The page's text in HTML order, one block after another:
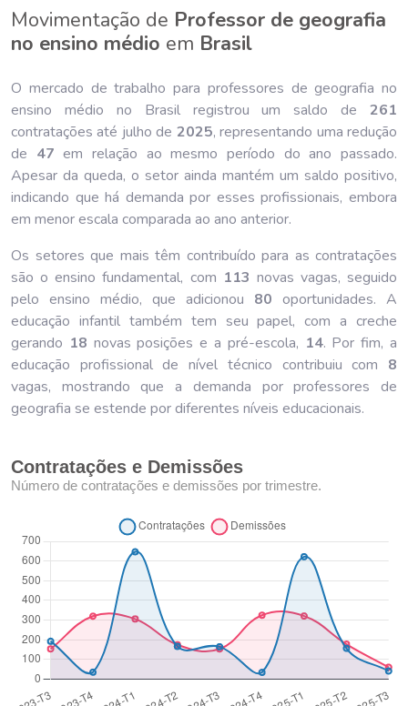
Movimentação de Professor de geografia
no ensino médio em Brasil
O mercado de trabalho para professores de geografia no
ensino médio no Brasil registrou um saldo de 261
contratações até julho de 2025, representando uma redução
de 47 em relação ao mesmo período do ano passado.
Apesar da queda, o setor ainda mantém um saldo positivo,
indicando que há demanda por esses profissionais, embora
em menor escala comparada ao ano anterior.
Os setores que mais têm contribuído para as contratações
são o ensino fundamental, com 113 novas vagas, seguido
pelo ensino médio, que adicionou 80 oportunidades. A
educação infantil também tem seu papel, com a creche
gerando 18 novas posições e a pré-escola, 14. Por fim, a
educação profissional de nível técnico contribuiu com 8
vagas, mostrando que a demanda por professores de
geografia se estende por diferentes níveis educacionais.
Contratações e Demissões
Número de contratações e demissões por trimestre.